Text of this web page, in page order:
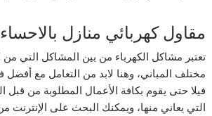
مقاول كهربائي منازل بالاحساء
تعتبر مشاكل الكهرباء من بين المشاكل التي من
مختلف المباني، وهنا لابد من التعامل مع
فيلا حتى يقوم بكافة الأعمال المطلوبة من
التي يعاني منها، ويمكنك البحث على الإنترنت